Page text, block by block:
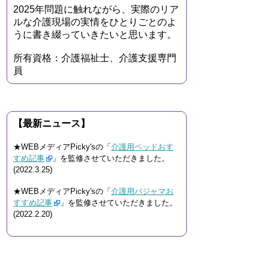
2025年問題に触れながら、実際のリア
ルな介護現場の実情をひとりごとのよ
うに書き綴っていきたいと思います。
所有資格：介護福祉士、介護支援専門
員
【最新ニュース】
★WEBメディアPicky'sの「 介護用ベッドおす
すめ記事
」を監修させていただきました。
(2022.3.25)
★WEBメディアPicky'sの「 介護用パジャマお
すすめ記事
」を監修させていただきました。
(2022.2.20)